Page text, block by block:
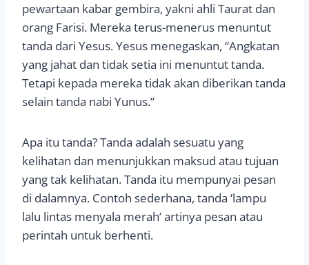
pewartaan kabar gembira, yakni ahli Taurat dan
orang Farisi. Mereka terus-menerus menuntut
tanda dari Yesus. Yesus menegaskan, “Angkatan
yang jahat dan tidak setia ini menuntut tanda.
Tetapi kepada mereka tidak akan diberikan tanda
selain tanda nabi Yunus.”
Apa itu tanda? Tanda adalah sesuatu yang
kelihatan dan menunjukkan maksud atau tujuan
yang tak kelihatan. Tanda itu mempunyai pesan
di dalamnya. Contoh sederhana, tanda ‘lampu
lalu lintas menyala merah’ artinya pesan atau
perintah untuk berhenti.